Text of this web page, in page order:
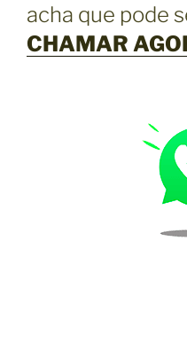
acha que pode
CHAMAR